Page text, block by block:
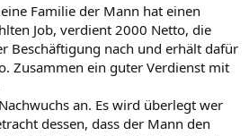
Familie der Mann hat einen
Job, verdient 2000 Netto, die
Beschäftigung nach und erhält dafür
Zusammen ein guter Verdienst mit
an. Es wird überlegt wer
dessen, dass der Mann den